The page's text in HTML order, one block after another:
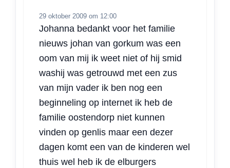
29 oktober 2009 om 12:00
Johanna bedankt voor het familie
nieuws johan van gorkum was een
oom van mij ik weet niet of hij smid
washij was getrouwd met een zus
van mijn vader ik ben nog een
beginneling op internet ik heb de
familie oostendorp niet kunnen
vinden op genlis maar een dezer
dagen komt een van de kinderen wel
thuis wel heb ik de elburgers